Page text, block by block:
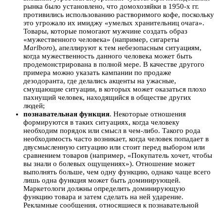
рынка было установлено, что домохозяйки в 1950-х гг.
противились использованию растворимого кофе, поскольку
это угрожало их имиджу «умелых хранительниц очага».
Товары, которые помогают мужчине создать образ
«мужественного человека» (например, сигареты
Marlboro), апеллируют к тем небезопасным ситуациям,
когда мужественность данного человека может быть
продемонстрирована в полной мере. В качестве другого
примера можно указать кампании по продаже
дезодоранта, где делались акценты на ужасные,
смущающие ситуации, в которых может оказаться плохо
пахнущий человек, находящийся в обществе других
людей;
познавательная функция. Некоторые отношения
формируются в таких ситуациях, когда человеку
необходим порядок или смысл в чем-либо. Такого рода
необходимость часто возникает, когда человек попадает в
двусмысленную ситуацию или стоит перед выбором или
сравнением товаров (например, «Покупатель хочет, чтобы
вы знали о болевых ощущениях»). Отношение может
выполнять больше, чем одну функцию, однако чаще всего
лишь одна функция может быть доминирующей.
Маркетологи должны определить доминирующую
функцию товара и затем сделать на ней ударение.
Рекламные сообщения, относящиеся к познавательной